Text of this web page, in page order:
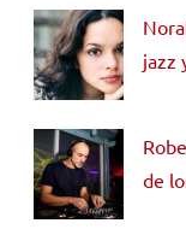
jazz
de